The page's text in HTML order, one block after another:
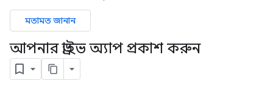
মতামত জানান
আপনার ড্রাইভ অ্যাপ প্রকাশ করুন